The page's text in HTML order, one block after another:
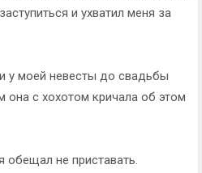
и ухватил меня за
у моей невесты до свадьбы
она с хохотом кричала об этом
обещал не приставать.